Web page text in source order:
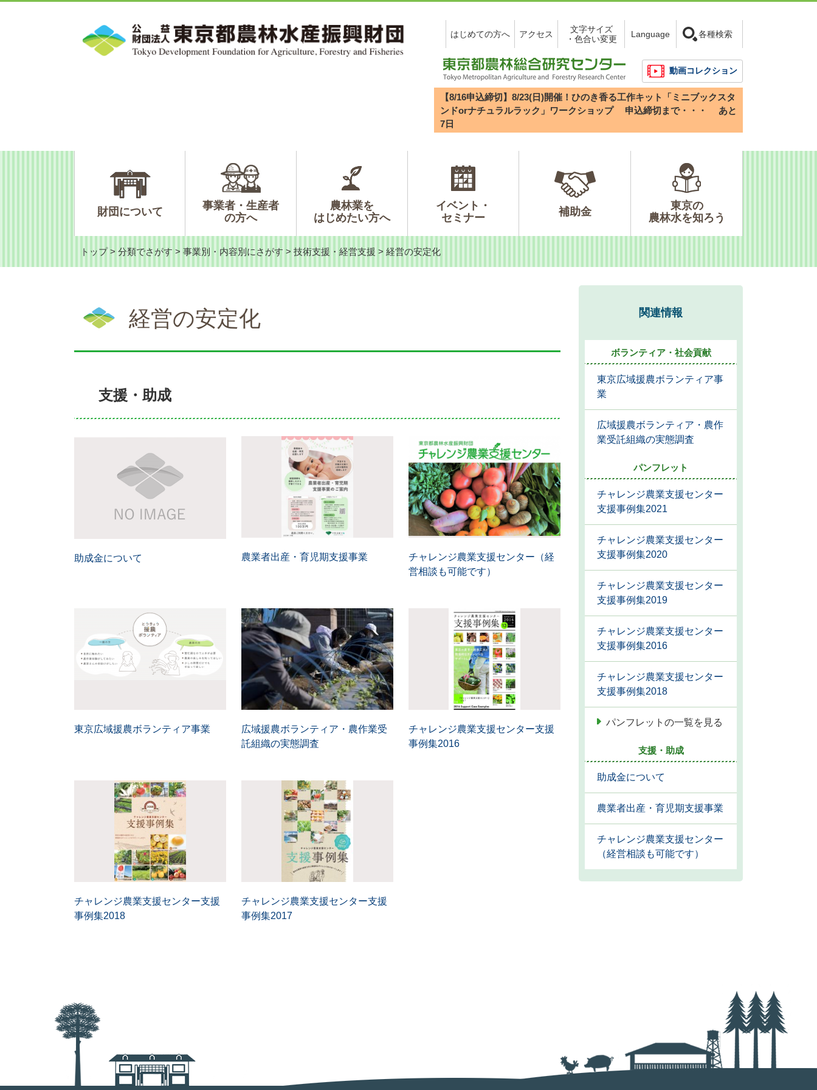
文
はじめての方へ アクセス
文字サイズ
・色合い変更
Language 各種検索
動画コレクション
【8/16申込締切】8/23(日)開催！ひのき香る工作キット「ミニブックスタ
ンドorナチュラルラック」ワークショップ
申込締切まで・・・
あと
7 日
財団について
事業者・生産者
の方へ
農林業を
はじめたい方へ
イベント・
セミナー
補助金
東京の
農林水を知ろう
トップ > 分類でさがす > 事業別・内容別にさがす > 技術支援・経営支援 > 経営の安定化
経営の安定化
支援・助成
助成金について 農業者出産・育児期支援事業
チャレンジ農業支援センター（経
営相談も可能です）
東京広域援農ボランティア事業
広域援農ボランティア・農作業受
託組織の実態調査
チャレンジ農業支援センター支援
事例集2016
チャレンジ農業支援センター支援
事例集2018
チャレンジ農業支援センター支援
事例集2017
関連情報
ボランティア・社会貢献
東京広域援農ボランティア事
業
広域援農ボランティア・農作
業受託組織の実態調査
パンフレット
チャレンジ農業支援センター
支援事例集2021
チャレンジ農業支援センター
支援事例集2020
チャレンジ農業支援センター
支援事例集2019
チャレンジ農業支援センター
支援事例集2016
チャレンジ農業支援センター
支援事例集2018
パンフレットの一覧を見る
支援・助成
助成金について
農業者出産・育児期支援事業
チャレンジ農業支援センター
（経営相談も可能です）